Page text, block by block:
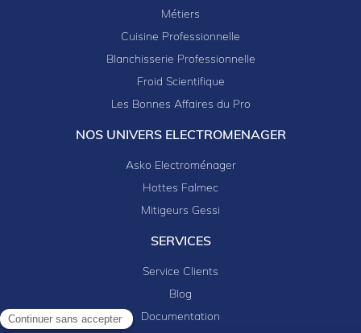
Continuer sans accepter
Métiers
Cuisine Professionnelle
Blanchisserie Professionnelle
Froid Scientifique
Les Bonnes Affaires du Pro
NOS UNIVERS ELECTROMENAGER
Asko Electroménager
Hottes Falmec
Mitigeurs Gessi
SERVICES
Service Clients
Blog
Documentation